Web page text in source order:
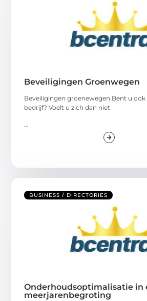
Beveiligingen Groenwegen
Beveiligingen groenewegen Bent u
bedrijf? Voelt u zich dan niet
BUSINESS / DIRECTORIES
Onderhoudsoptimalisatie in
meerjarenbegroting